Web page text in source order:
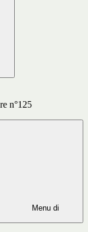
n°125
Menu di